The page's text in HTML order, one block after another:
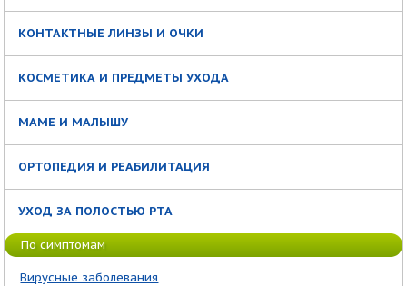
КОНТАКТНЫЕ ЛИНЗЫ И ОЧКИ
КОСМЕТИКА И ПРЕДМЕТЫ УХОДА
МАМЕ И МАЛЫШУ
ОРТОПЕДИЯ И РЕАБИЛИТАЦИЯ
УХОД ЗА ПОЛОСТЬЮ РТА
По симптомам
Вирусные заболевания